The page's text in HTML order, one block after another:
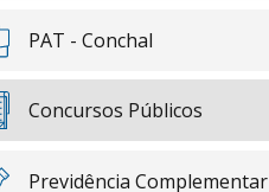
PAT - Conchal
Concursos Públicos
Previdência Complementar